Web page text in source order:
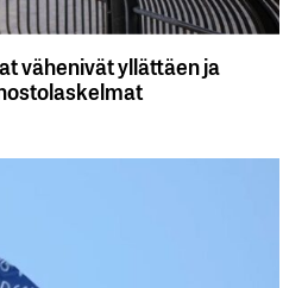
vähenivät yllättäen ja